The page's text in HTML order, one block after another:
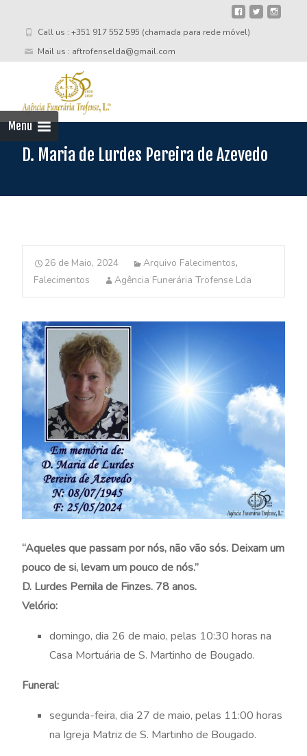
Call us : +351 917 552 595 (chamada para rede móvel)
Mail us : aftrofenselda@gmail.com
Menu
D. Maria de Lurdes Pereira de Azevedo
26 de Maio, 2024 Arquivo Falecimentos,
Falecimentos
Agência Funerária Trofense Lda
“Aqueles que passam por nós, não vão sós. Deixam um
pouco de si, levam um pouco de nós.”
D. Lurdes Pernila de Finzes. 78 anos.
Velório:
domingo, dia 26 de maio, pelas 10:30 horas na
Casa Mortuária de S. Martinho de Bougado.
Funeral:
segunda-feira, dia 27 de maio, pelas 11:00 horas
na Igreja Matriz de S. Martinho de Bougado.